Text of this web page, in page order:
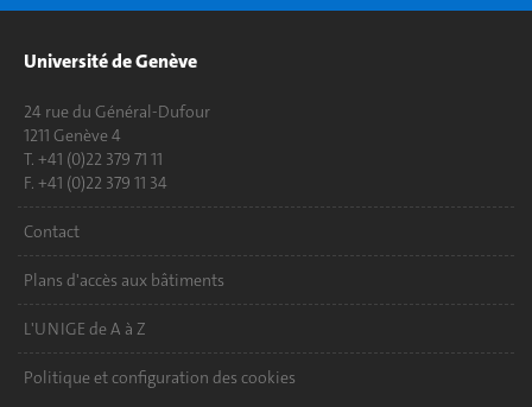
Université de Genève
24 rue du Général-Dufour
1211 Genève 4
T. +41 (0)22 379 71 11
F. +41 (0)22 379 11 34
Contact
Plans d'accès aux bâtiments
L'UNIGE de A à Z
Politique et configuration des cookies